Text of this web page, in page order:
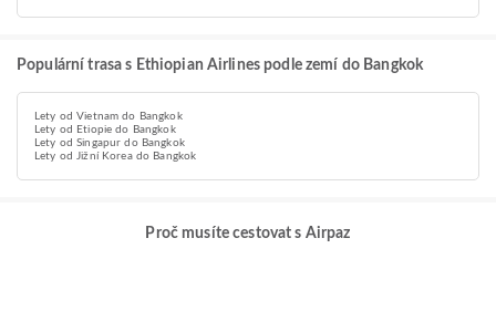
Populární trasa s Ethiopian Airlines podle zemí do Bangkok
Lety od Vietnam do Bangkok
Lety od Etiopie do Bangkok
Lety od Singapur do Bangkok
Lety od Jižní Korea do Bangkok
Proč musíte cestovat s Airpaz